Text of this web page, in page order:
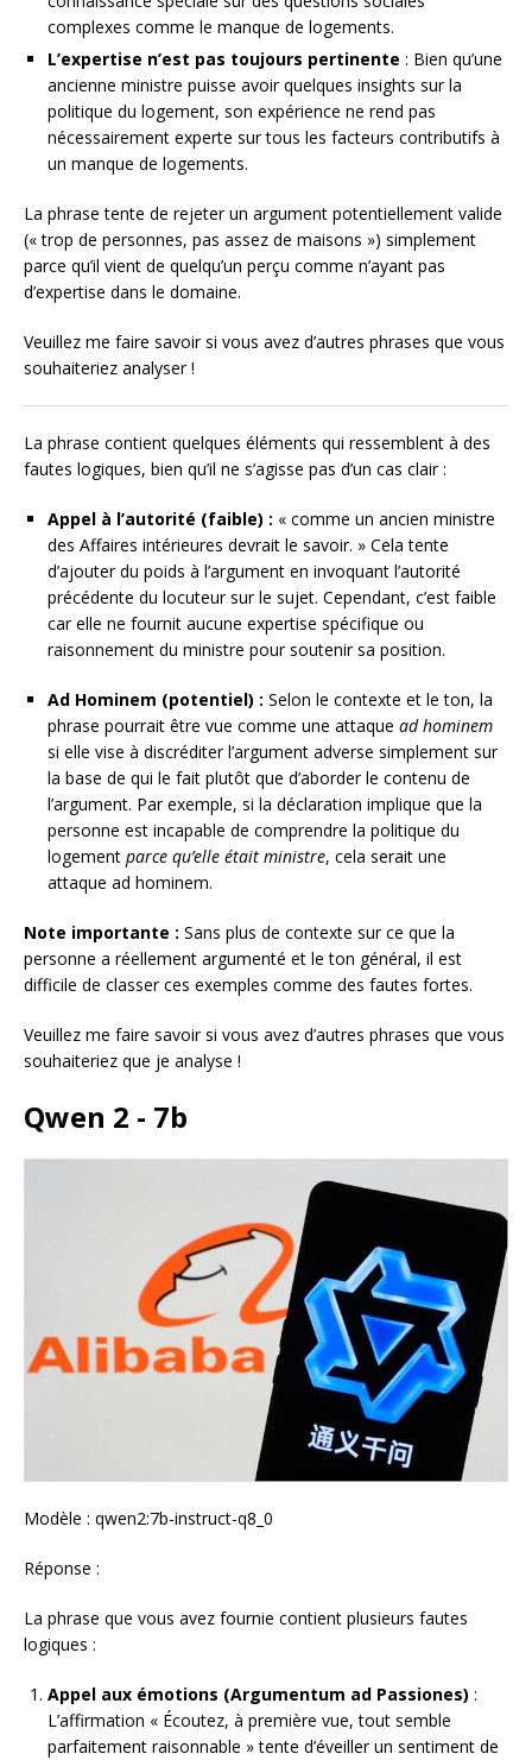
complexes comme le manque de logements.
L’expertise n’est pas toujours pertinente : Bien qu’une
ancienne ministre puisse avoir quelques insights sur la
politique du logement, son expérience ne rend pas
nécessairement experte sur tous les facteurs contributifs à
un manque de logements.
La phrase tente de rejeter un argument potentiellement valide
(« trop de personnes, pas assez de maisons ») simplement
parce qu’il vient de quelqu’un perçu comme n’ayant pas
d’expertise dans le domaine.
Veuillez me faire savoir si vous avez d’autres phrases que vous
souhaiteriez analyser !
La phrase contient quelques éléments qui ressemblent à des
fautes logiques, bien qu’il ne s’agisse pas d’un cas clair :
Appel à l’autorité (faible) : « comme un ancien ministre
des Affaires intérieures devrait le savoir. » Cela tente
d’ajouter du poids à l’argument en invoquant l’autorité
précédente du locuteur sur le sujet. Cependant, c’est faible
car elle ne fournit aucune expertise spécifique ou
raisonnement du ministre pour soutenir sa position.
Ad Hominem (potentiel) : Selon le contexte et le ton, la
phrase pourrait être vue comme une attaque ad hominem
si elle vise à discréditer l’argument adverse simplement sur
la base de qui le fait plutôt que d’aborder le contenu de
l’argument. Par exemple, si la déclaration implique que la
personne est incapable de comprendre la politique du
logement parce qu’elle était ministre, cela serait une
attaque ad hominem.
Note importante : Sans plus de contexte sur ce que la
personne a réellement argumenté et le ton général, il est
difficile de classer ces exemples comme des fautes fortes.
Veuillez me faire savoir si vous avez d’autres phrases que vous
souhaiteriez que je analyse !
Qwen 2 - 7b
Modèle : qwen2:7b-instruct-q8_0
Réponse :
La phrase que vous avez fournie contient plusieurs fautes
logiques :
Appel aux émotions (Argumentum ad Passiones) :
L’affirmation « Écoutez, à première vue, tout semble
parfaitement raisonnable » tente d’éveiller un sentiment de